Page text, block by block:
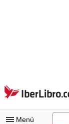
Pasar al contenido
IberLibro.com
Menú